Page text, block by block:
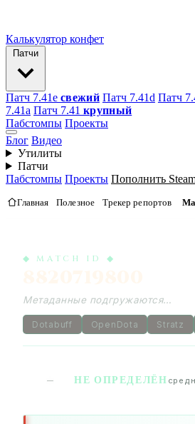
Калькулятор конфет
Патчи
Патч 7.41e свежий Патч 7.41d Патч
7.41а Патч 7.41 крупный
Пабстомпы Проекты
Блог Видео
Утилиты
Патчи
Пабстомпы Проекты Пополнить
Главная Полезное Трекер репортов
◆ MATCH ID ◆
Метаданные подгружаются…
Dotabuff OpenDota Stratz
— НЕ ОПРЕДЕЛЁН